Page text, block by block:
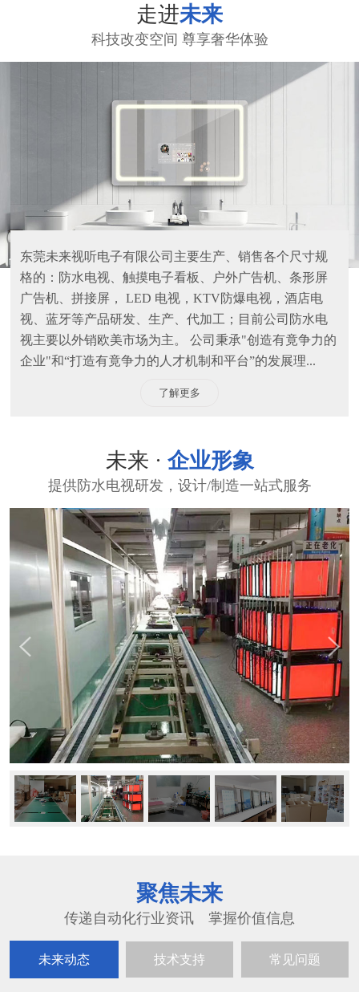
走进未来
科技改变空间 尊享奢华体验
东莞未来视听电子有限公司主要生产、销售各个尺寸规
格的：防水电视、触摸电子看板、户外广告机、条形屏
广告机、拼接屏， LED 电视，KTV防爆电视，酒店电
视、蓝牙等产品研发、生产、代加工；目前公司防水电
视主要以外销欧美市场为主。 公司秉承"创造有竟争力的
企业"和“打造有竟争力的人才机制和平台”的发展理...
了解更多
未来 · 企业形象
提供防水电视研发，设计/制造一站式服务
聚焦未来
传递自动化行业资讯 掌握价值信息
未来动态 技术支持 常见问题